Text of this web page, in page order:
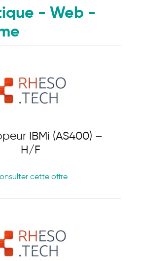
- Web -
IBMi (AS400) –
H/F
cette offre